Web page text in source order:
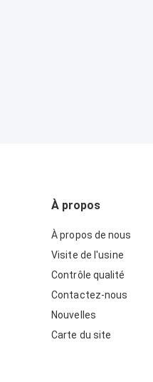
À propos
À propos de nous
Visite de l'usine
Contrôle qualité
Contactez-nous
Nouvelles
Carte du site